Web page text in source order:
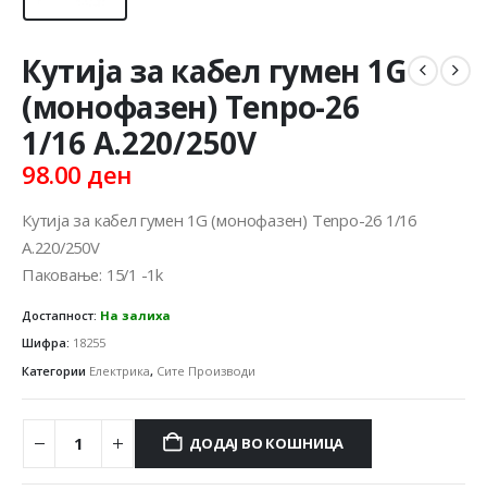
Кутија за кабел гумен 1G
(монофазен) Tenpo-26
1/16 A.220/250V
98.00 ден
Кутија за кабел гумен 1G (монофазен) Tenpo-26 1/16
A.220/250V
Паковање: 15/1 -1k
Достапност: На залиха
Шифра: 18255
Категории Електрика, Сите Производи
ДОДАЈ ВО КОШНИЦА